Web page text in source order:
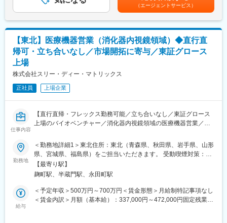
■代理店営業がメインであり、緊急対応や夜間対応などはほとんど
発生しません。
■手術の立ち会いもなく、ワークライフバランスが整えやすい環境
裁量をもって事業成長フェーズを牽引ができる：
プラインの増加も予定されており、市場を大きく拡大していく動
きが期待できます。
【当社について】
自己組織化ペプチド技術に関する様々な権利をもとに、医療機器
事業、研究試薬事業、ライセンス事業を柱としてグローバルな事
業を展開しています。
チド技術をコアとし、再生医療や外科医療、細胞医療、創薬技術
の分野で実用化を目指す技術の開発及び自社製品開発に取り組ん
はあくまでも目安の金額であり、選考を通じて上下する可能性が
あります。月給(月額)は固定手当を含めた表記です。
（エージェントサービス）
【東北】医療機器営業（消化器内視鏡領域）◆直行直
帰可・立ち合いなし／市場開拓に寄与／東証グロース
上場
株式会社スリー・ディー・マトリックス
正社員 上場企業
仕事内容
【直行直帰・フレックス勤務可能／立ち合いなし／東証グロース
上場のバイオベンチャー／消化器内視鏡領域の医療機器営業／新
【業務概要】
医療機器や医療材料の研究開発・製造・販売を行うバイオベンチ
ャーの当社にて、消化器内視鏡領域の医療機器営業を募集しま
す。
【業務詳細】
勤務地
＜勤務地詳細1＞東北住所：東北（青森県、秋田県、岩手県、山形
県、宮城県、福島県）をご担当いただきます。 受動喫煙対策：屋
内全面禁煙＜勤務地詳細2＞本社住所：東京都千代田区麹町3-2-4
麹町HFビル7F受動喫煙対策：屋内全面禁煙変更の範囲：会社の定
【最寄り駅】
麹町駅、半蔵門駅、永田町駅
給与
＜予定年収＞500万円～700万円＜賃金形態＞月給制特記事項なし
＜賃金内訳＞月額（基本給）：337,000円～472,000円固定残業手